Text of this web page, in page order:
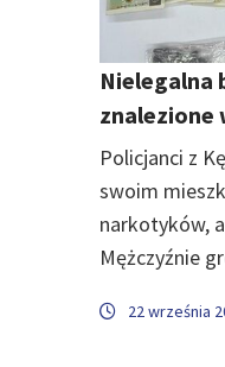
Nielegalna
znalezione
Policjanci z
swoim
narkotyków,
Mężczyźnie
22 września